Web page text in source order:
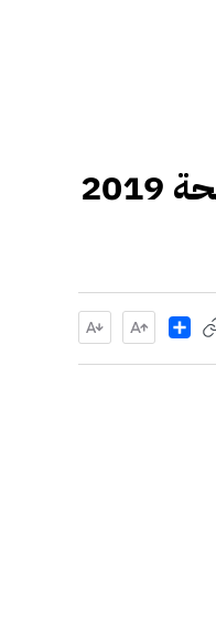
Share